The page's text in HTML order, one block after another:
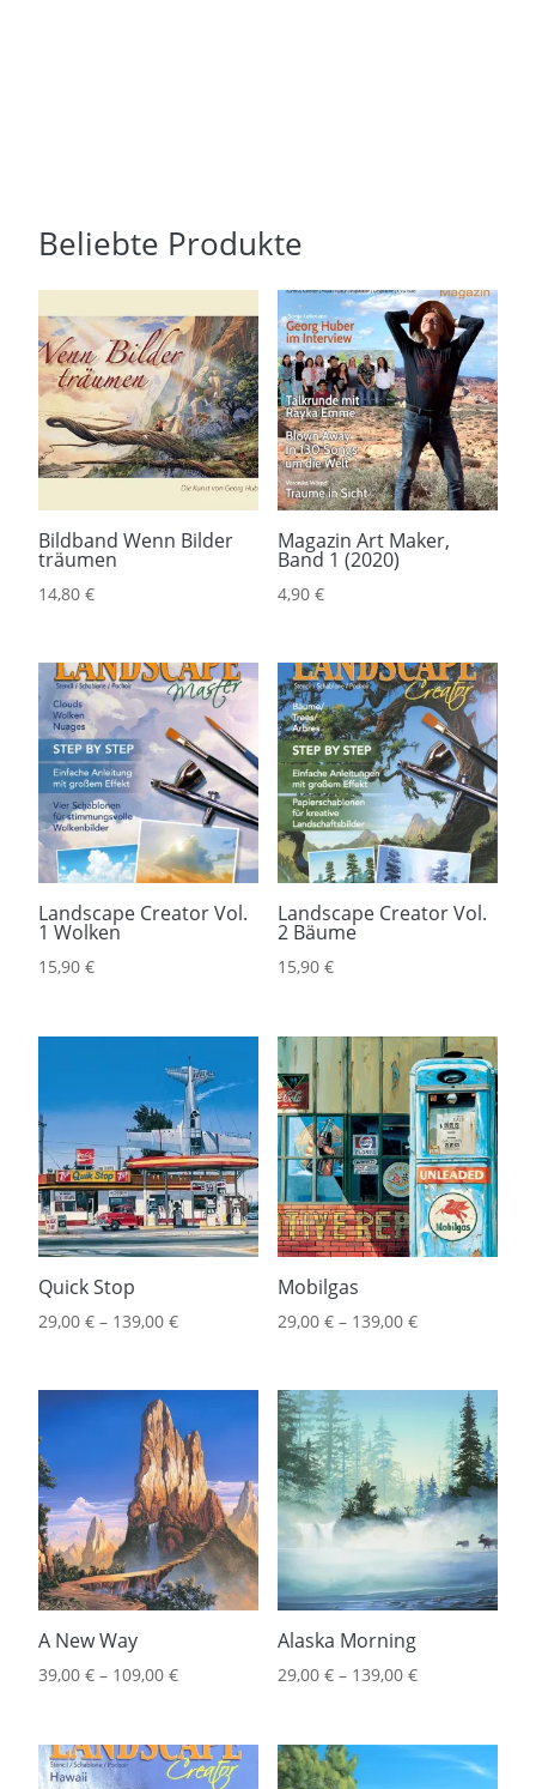
Beliebte Produkte
Bildband Wenn Bilder
träumen
14,80 €
Magazin Art Maker,
Band 1 (2020)
4,90 €
Landscape Creator Vol.
1 Wolken
15,90 €
Landscape Creator Vol.
2 Bäume
15,90 €
Quick Stop
29,00 € – 139,00 €
Mobilgas
29,00 €– 139,00 €
A New Way
39,00 € – 109,00 €
Alaska Morning
29,00 €– 139,00 €